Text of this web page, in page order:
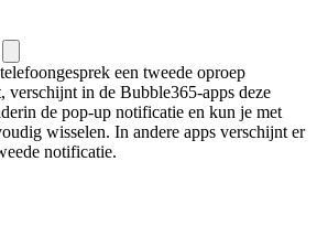
een tweede oproep
verschijnt in de Bubble365-apps deze
de pop-up notificatie en kun je met
wisselen. In andere apps verschijnt er
notificatie.